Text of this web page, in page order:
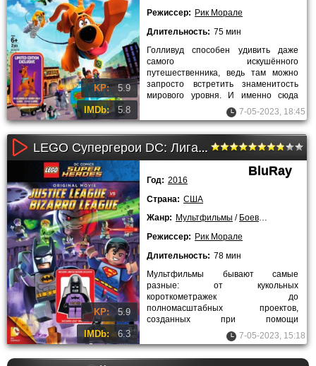
KP: 5.9
IMDb: 5.8
Режиссер: Рик Морале
Длительность: 75 мин
Голливуд способен удивить даже
самого искушённого
путешественника, ведь там можно
запросто встретить знаменитость
мирового уровня. И именно сюда
отправляются знакомые миллионам
зрителей
7-05-2023, 18:45
LEGO Супергерои DC: Лига Справедливости - Космическая битва (2016)
KP: 5.9
IMDb: 6.3
BluRay
Год: 2016
Страна: США
Жанр: Мультфильмы / Боевики
Режиссер: Рик Морале
Длительность: 78 мин
Мультфильмы бывают самые
разные: от кукольных
короткометражек до
полномасштабных проектов,
созданных при помощи
компьютерной графики.
Определённое место в этом
7-05-2023, 15:18